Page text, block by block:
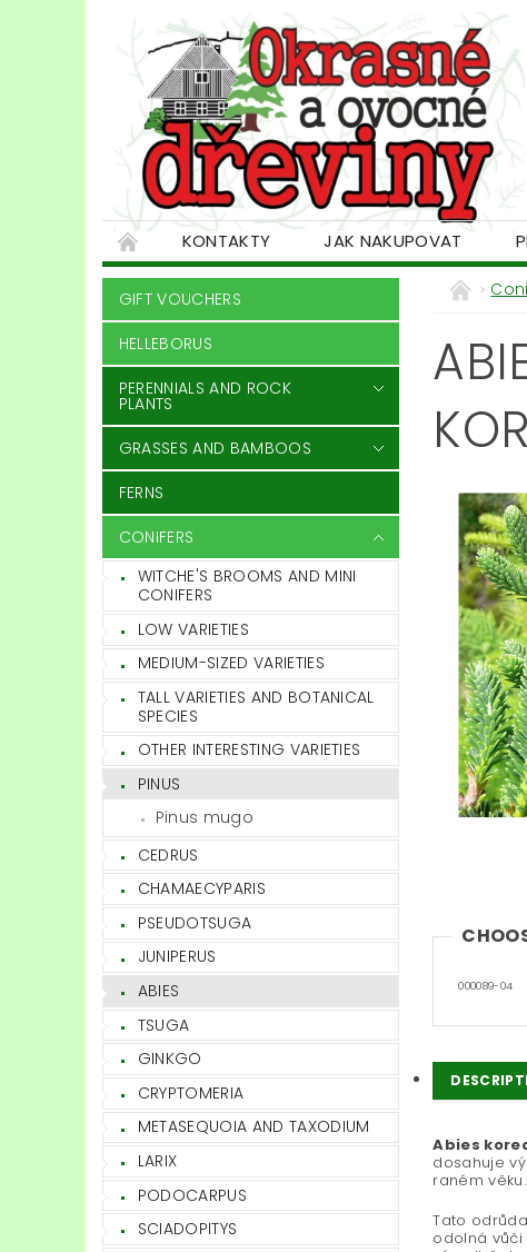
KONTAKTY JAK NAKUPOVAT
GIFT VOUCHERS
HELLEBORUS
PERENNIALS AND ROCK
PLANTS
GRASSES AND BAMBOOS
FERNS
CONIFERS
WITCHE'S BROOMS AND MINI
CONIFERS
LOW VARIETIES
MEDIUM-SIZED VARIETIES
TALL VARIETIES AND BOTANICAL
SPECIES
OTHER INTERESTING VARIETIES
PINUS
Pinus mugo
CEDRUS
CHAMAECYPARIS
PSEUDOTSUGA
JUNIPERUS
ABIES
TSUGA
GINKGO
CRYPTOMERIA
METASEQUOIA AND TAXODIUM
LARIX
PODOCARPUS
SCIADOPITYS
000089-04
Abies
dosahuje
raném
Tato
odolná vůči